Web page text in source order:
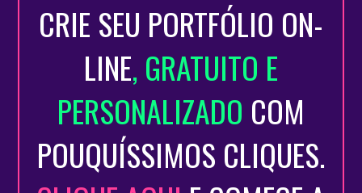
CRIE SEU PORTFÓLIO ON-
LINE, GRATUITO E
PERSONALIZADO COM
POUQUÍSSIMOS CLIQUES.